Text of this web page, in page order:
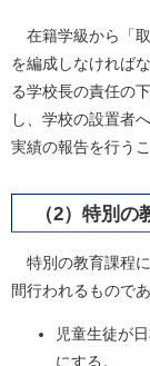
在籍学級から「
を編成しなければ
る学校長の責任の
し、学校の設置者
実績の報告を行うこ
（2）特別
特別の教育課程
間行われるものであ
児童生徒が
にする。